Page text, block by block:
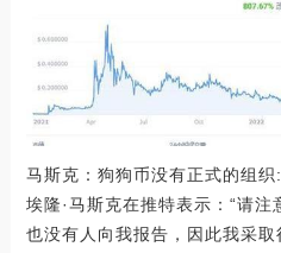
马斯克：狗狗币没有正式的组
埃隆·马斯克在推特表示：“请注
也没有人向我报告，因此我采取